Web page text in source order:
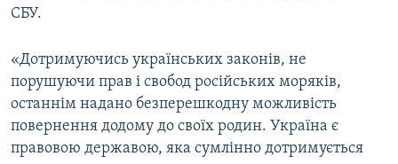
СБУ.
«Дотримуючись українських законів, не
порушуючи прав і свобод російських моряків,
останнім надано безперешкодну можливість
повернення додому до своїх родин. Україна є
правовою державою, яка сумлінно дотримується